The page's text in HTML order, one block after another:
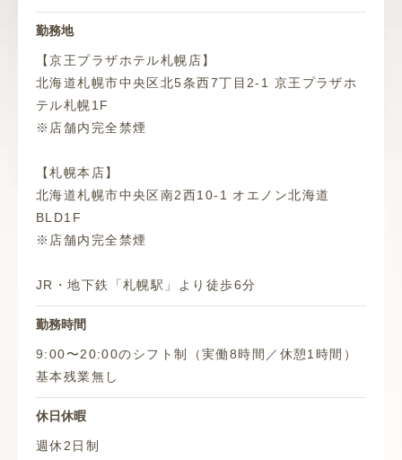
勤務地
【京王プラザホテル札幌店】
北海道札幌市中央区北5条西7丁目2-1 京王プラザホ
テル札幌1F
※店舗内完全禁煙
【札幌本店】
北海道札幌市中央区南2西10-1 オエノン北海道
BLD1F
※店舗内完全禁煙
JR・地下鉄「札幌駅」より徒歩6分
勤務時間
9:00〜20:00のシフト制（実働8時間／休憩1時間）
基本残業無し
休日休暇
週休2日制